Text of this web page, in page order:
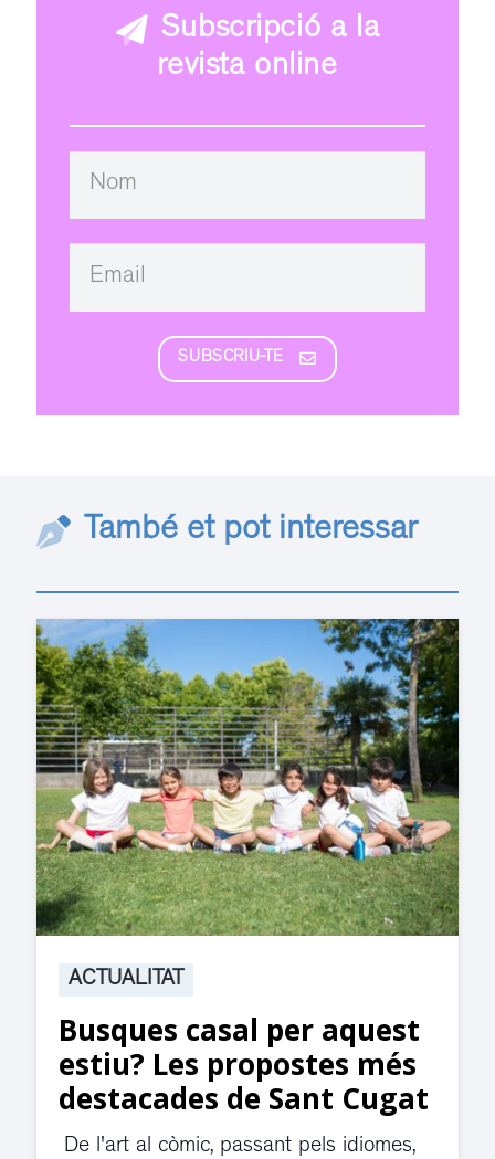
Subscripció a la
revista online
SUBSCRIU-TE
També et pot interessar
ACTUALITAT
Suspesa l’activitat als
jutjats de Rubí fins
divendres per una fuita
d’aigua